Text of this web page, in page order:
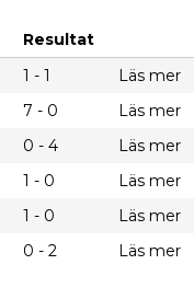
Resultat
1 - 1
Läs mer
7 - 0
Läs mer
0 - 4
Läs mer
1 - 0
Läs mer
1 - 0
Läs mer
0 - 2 Läs mer